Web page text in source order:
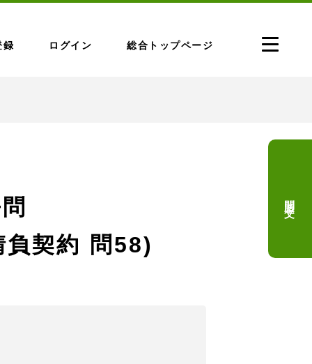
録 ログイン 総合トップページ
負契約 問58)